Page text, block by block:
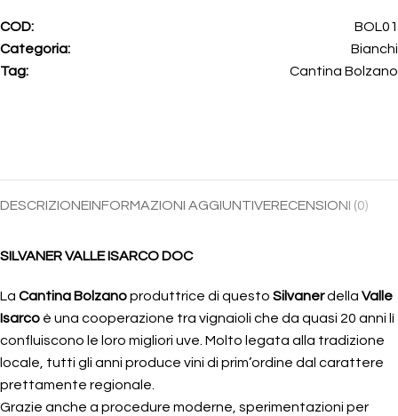
COD:
BOL01
Categoria:
Bianchi
Tag:
Cantina Bolzano
DESCRIZIONEINFORMAZIONI AGGIUNTIVERECENSIONI (0)
SILVANER VALLE ISARCO DOC
La Cantina Bolzanoproduttrice di questo Silvanerdella Valle
Isarco è una cooperazione tra vignaioli che da quasi 20 anni lì
confluiscono le loro migliori uve. Molto legata alla tradizione
locale, tutti gli anni produce vini di prim’ordine dal carattere
prettamente regionale.
Grazie anche a procedure moderne, sperimentazioni per